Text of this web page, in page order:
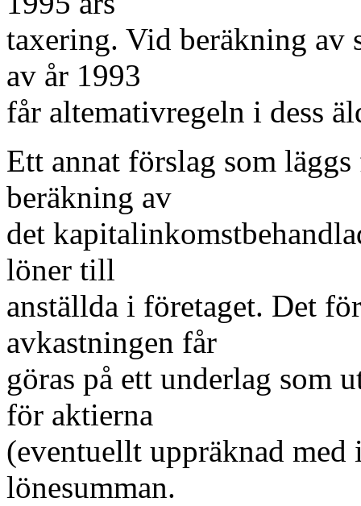
taxering. Vid beräkning av
av år 1993
får altemativregeln i dess
Ett annat förslag som
beräkning av
det
löner till
anställda i företaget. Det
avkastningen får
göras på ett underlag som
för aktierna
(eventuellt uppräknad med
lönesumman.